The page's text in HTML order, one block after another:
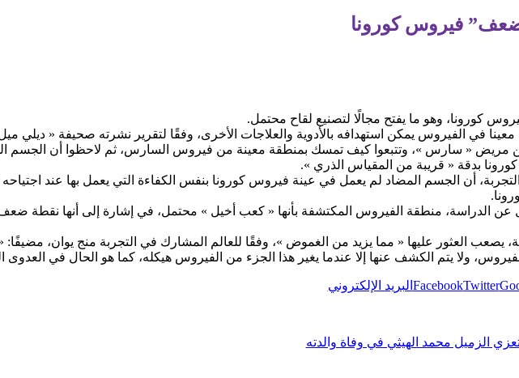
فيروس كورونا
كورونا، وهو ما يفتح مجالًا لتصنيع لقاح محتمل.
في الفيروس يمكن استهدافه بالأدوية والعلاجات الأخرى، وفقًا لتقرير نشرته صحيفة « ديلي ميل
مريض « سارس »، وتتبعوا كيف تمسك بمنطقة معينة من فيروس السارس، ثم لاحظوا أن الجسم
بدقة « قريبة من المقياس الذري ».
أن الجسم المضاد لم يعمل في عينة فيروس كورونا بنفس الكفاءة التي يعمل بها عند
الدراسة، منطقة الفيروس المكتشفة بأنها « كعب أخيل » محتمل، في إشارة إلى أنها نقطة
يصعب العثور عليها « مما يزيد من الغموض »، وفقًا للعالم المشارك في التجربة منج يوان، مضيفًا:
ولا يتم الكشف عنها إلا عندما يغير هذا الجزء من الفيروس هيكله، كما هو الحال في العدوى
FacebookTwitter البريد الإلكتروني
الزميل محمد الهيثي في وفاة والدته